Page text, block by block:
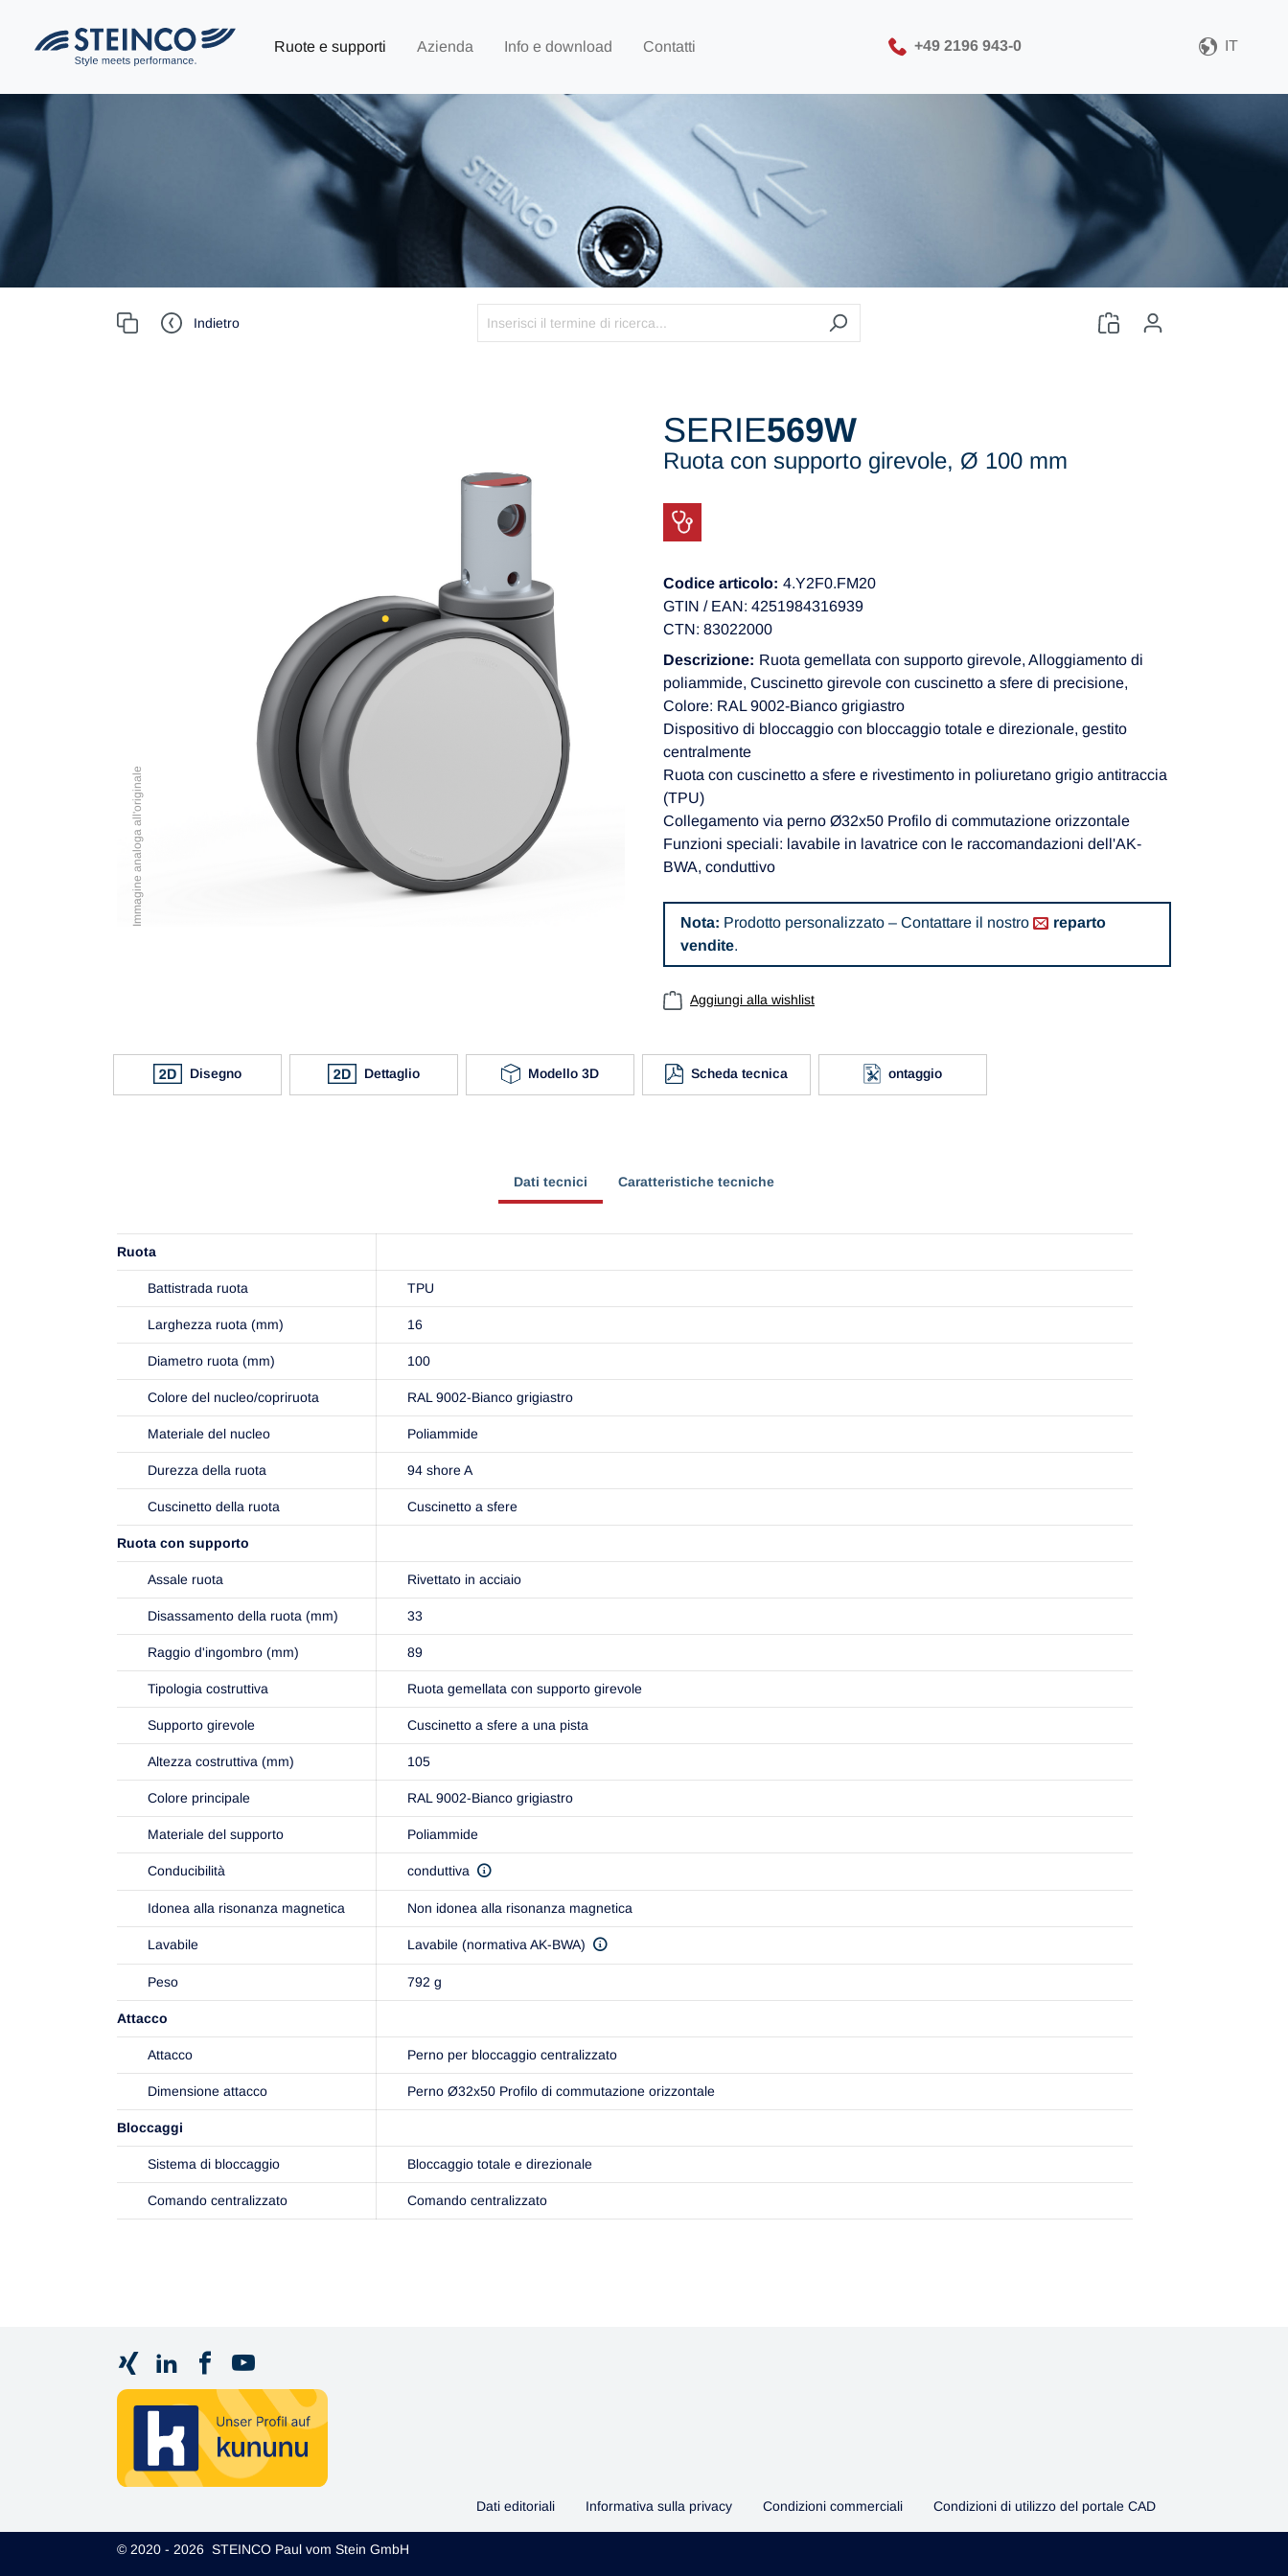
Ruote e supporti Azienda Info e download Contatti +49 2196 943-0 IT
Indietro
Seleziona il formato del
file CAD
Scarica il file CAD
Registrazione
Immagine analoga all'originale
SERIE569W
Ruota con supporto girevole, Ø 100 mm
Codice articolo: 4.Y2F0.FM20
GTIN / EAN: 4251984316939
CTN: 83022000
Descrizione: Ruota gemellata con supporto girevole, Alloggiamento di
poliammide, Cuscinetto girevole con cuscinetto a sfere di precisione,
Colore: RAL 9002-Bianco grigiastro
Dispositivo di bloccaggio con bloccaggio totale e direzionale, gestito
centralmente
Ruota con cuscinetto a sfere e rivestimento in poliuretano grigio antitraccia
(TPU)
Collegamento via perno Ø32x50 Profilo di commutazione orizzontale
Funzioni speciali: lavabile in lavatrice con le raccomandazioni dell'AK-
BWA, conduttivo
Nota: Prodotto personalizzato – Contattare il nostro
reparto
vendite.
Aggiungi alla wishlist
Disegno Dettaglio Modello 3D Scheda tecnica ontaggio
Dati tecnici Caratteristiche tecniche
Ruota
Battistrada ruota TPU
Larghezza ruota (mm) 16
Diametro ruota (mm) 100
Colore del nucleo/copriruota RAL 9002-Bianco grigiastro
Materiale del nucleo Poliammide
Durezza della ruota 94 shore A
Cuscinetto della ruota Cuscinetto a sfere
Ruota con supporto
Assale ruota Rivettato in acciaio
Disassamento della ruota (mm) 33
Raggio d'ingombro (mm) 89
Tipologia costruttiva Ruota gemellata con supporto girevole
Supporto girevole Cuscinetto a sfere a una pista
Altezza costruttiva (mm) 105
Colore principale RAL 9002-Bianco grigiastro
Materiale del supporto Poliammide
Conducibilità conduttiva
Idonea alla risonanza magnetica Non idonea alla risonanza magnetica
Lavabile Lavabile (normativa AK-BWA)
Peso 792 g
Attacco
Attacco Perno per bloccaggio centralizzato
Dimensione attacco Perno Ø32x50 Profilo di commutazione orizzontale
Bloccaggi
Sistema di bloccaggio Bloccaggio totale e direzionale
Comando centralizzato Comando centralizzato
Dati editoriali Informativa sulla privacy Condizioni commerciali Condizioni di utilizzo del portale CAD
© 2020 - 2026 STEINCO Paul vom Stein GmbH